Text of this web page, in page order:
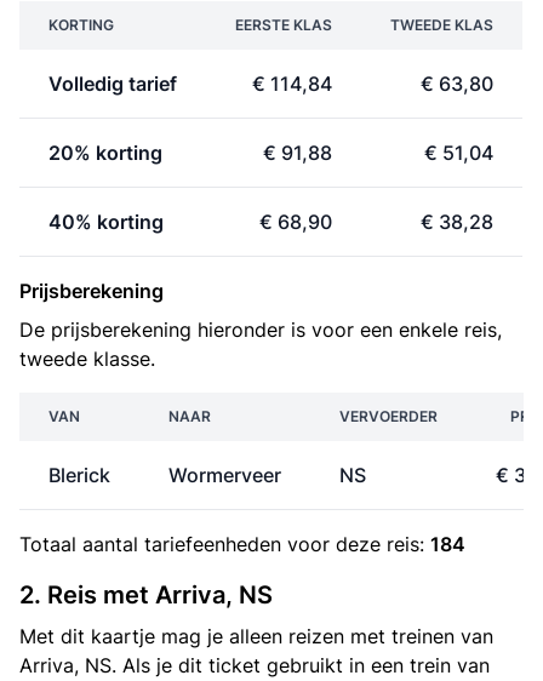
KORTING EERSTE KLAS TWEEDE KLAS
Volledig tarief € 114,84 € 63,80
20% korting € 91,88 € 51,04
40% korting € 68,90 € 38,28
Prijsberekening
De prijsberekening hieronder is voor een enkele reis,
tweede klasse.
VAN NAAR VERVOERDER
Blerick Wormerveer NS €
Totaal aantal tariefeenheden voor deze reis: 184
2. Reis met Arriva, NS
Met dit kaartje mag je alleen reizen met treinen van
Arriva, NS. Als je dit ticket gebruikt in een trein van